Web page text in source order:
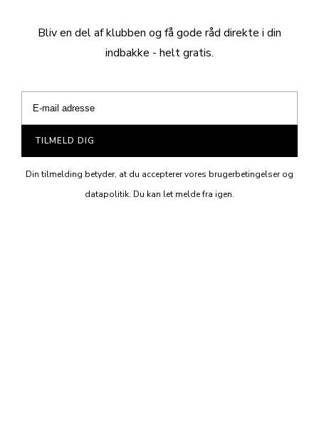
Bliv en del af klubben og få gode råd direkte i din
indbakke - helt gratis.
TILMELD DIG
Din tilmelding betyder, at du accepterer vores brugerbetingelser og
datapolitik. Du kan let melde fra igen.